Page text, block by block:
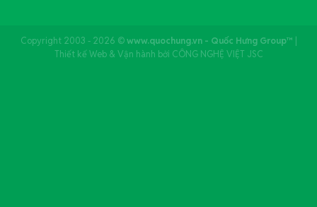
Copyright 2003 - 2026 ©www.quochung.vn - Quốc Hưng Group™ |
Thiết kế Web & Vận hành bởi CÔNG NGHỆ VIỆT JSC